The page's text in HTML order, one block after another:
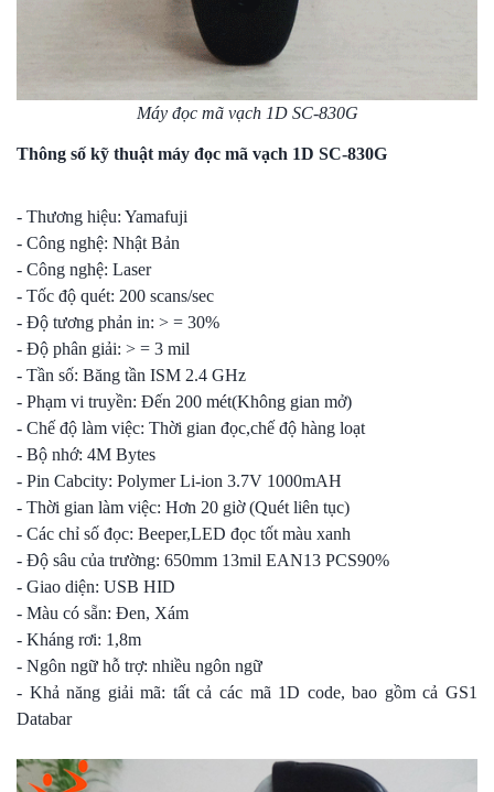
Máy đọc mã vạch 1D SC-830G
Thông số kỹ thuật máy đọc mã vạch 1D SC-830G
- Thương hiệu: Yamafuji
- Công nghệ: Nhật Bản
- Công nghệ: Laser
- Tốc độ quét: 200 scans/sec
- Độ tương phản in: > = 30%
- Độ phân giải: > = 3 mil
- Tần số: Băng tần ISM 2.4 GHz
- Phạm vi truyền: Đến 200 mét(Không gian mở)
- Chế độ làm việc: Thời gian đọc,chế độ hàng loạt
- Bộ nhớ: 4M Bytes
- Pin Cabcity: Polymer Li-ion 3.7V 1000mAH
- Thời gian làm việc: Hơn 20 giờ (Quét liên tục)
- Các chỉ số đọc: Beeper,LED đọc tốt màu xanh
- Độ sâu của trường: 650mm 13mil EAN13 PCS90%
- Giao diện: USB HID
- Màu có sẵn: Đen, Xám
- Kháng rơi: 1,8m
- Ngôn ngữ hỗ trợ: nhiều ngôn ngữ
- Khả năng giải mã: tất cả các mã 1D code, bao gồm cả GS1
Databar